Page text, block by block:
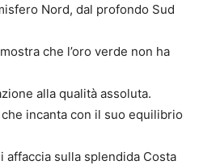
Nord, dal profondo Sud
che l’oro verde non ha
alla qualità assoluta.
incanta con il suo equilibrio
sulla splendida Costa